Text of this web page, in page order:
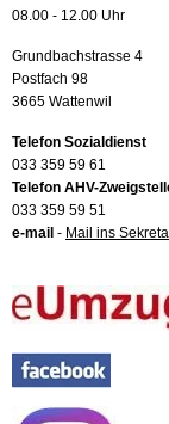
08.00 - 12.00 Uhr
Grundbachstrasse 4
Postfach 98
3665 Wattenwil
Telefon Sozialdienst
033 359 59 61
Telefon AHV-
033 359 59 51
e-mail - Mail ins